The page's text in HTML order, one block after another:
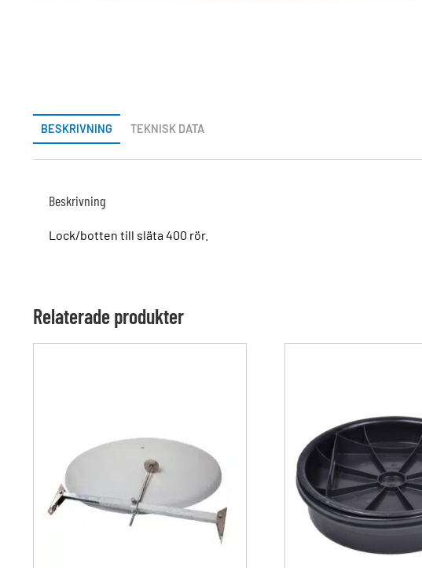
BESKRIVNING TEKNISK DATA
Beskrivning
Lock/botten till släta 400 rör.
Relaterade produkter